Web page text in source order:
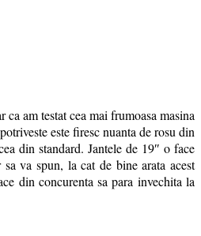
ca am testat cea mai frumoasa masina
este firesc nuanta de rosu din
din standard. Jantele de 19″ o face
va spun, la cat de bine arata acest
din concurenta sa para invechita la